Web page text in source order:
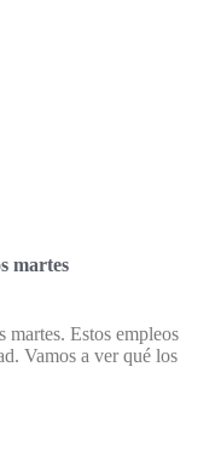
martes
martes. Estos empleos
Vamos a ver qué los